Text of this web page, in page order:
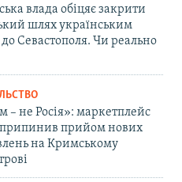
влада обіцяє закрити
шлях українським
Севастополя. Чи реально
– не Росія»: маркетплейс
припинив прийом нових
на Кримському